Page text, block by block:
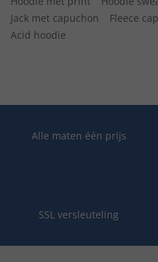
Jack met capuchon
Fleece
Acid hoodie
Alle maten één prijs
SSL versleuteling